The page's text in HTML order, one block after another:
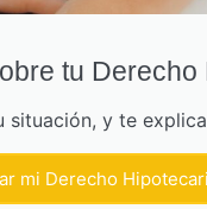
tu Derecho
y te
mi Derecho